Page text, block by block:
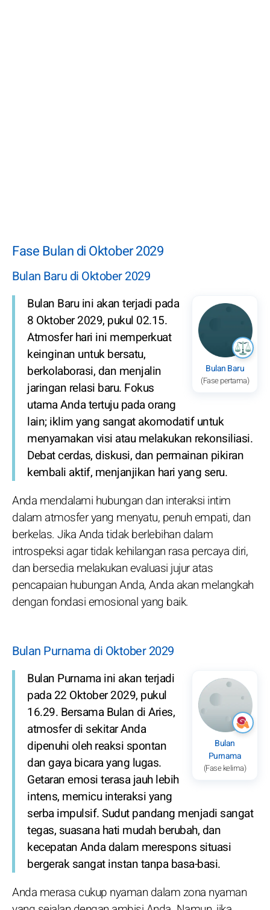
Fase Bulan di Oktober 2029
Bulan Baru di Oktober 2029
Bulan Baru
(Fase pertama)
Bulan Baru ini akan terjadi pada
8 Oktober 2029, pukul 02.15.
Atmosfer hari ini memperkuat
keinginan untuk bersatu,
berkolaborasi, dan menjalin
jaringan relasi baru. Fokus
utama Anda tertuju pada orang
lain; iklim yang sangat akomodatif untuk
menyamakan visi atau melakukan rekonsiliasi.
Debat cerdas, diskusi, dan permainan pikiran
kembali aktif, menjanjikan hari yang seru.
Anda mendalami hubungan dan interaksi intim
dalam atmosfer yang menyatu, penuh empati, dan
berkelas. Jika Anda tidak berlebihan dalam
introspeksi agar tidak kehilangan rasa percaya diri,
dan bersedia melakukan evaluasi jujur atas
pencapaian hubungan Anda, Anda akan melangkah
dengan fondasi emosional yang baik.
Bulan Purnama di Oktober 2029
Bulan
Purnama
(Fase kelima)
Bulan Purnama ini akan terjadi
pada 22 Oktober 2029, pukul
16.29. Bersama Bulan di Aries,
atmosfer di sekitar Anda
dipenuhi oleh reaksi spontan
dan gaya bicara yang lugas.
Getaran emosi terasa jauh lebih
intens, memicu interaksi yang
serba impulsif. Sudut pandang menjadi sangat
tegas, suasana hati mudah berubah, dan
kecepatan Anda dalam merespons situasi
bergerak sangat instan tanpa basa-basi.
Anda merasa cukup nyaman dalam zona nyaman